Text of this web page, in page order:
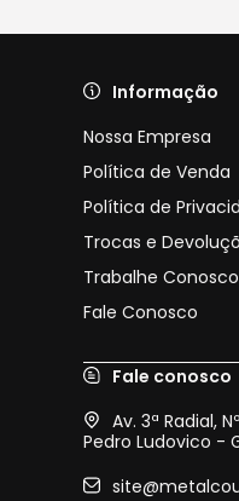
Informação
Nossa Empresa
Política de Venda
Política de
Trocas e
Trabalhe Conosco
Fale Conosco
Fale conosco
Av. 3ª Radial,
Pedro Ludovico -